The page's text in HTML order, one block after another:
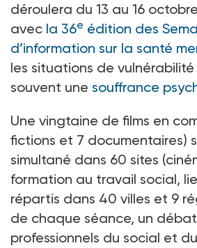
déroulera du 13 au 16
avec la 36e édition des
d’information sur la santé
les situations de
souvent une souffrance
Une vingtaine de films en
fictions et 7 documentaires)
simultané dans 60 sites
formation au travail social,
répartis dans 40 villes et 9
de chaque séance, un
professionnels du social et